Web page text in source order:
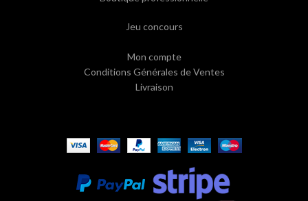
Jeu concours
Mon compte
Conditions Générales de Ventes
Livraison